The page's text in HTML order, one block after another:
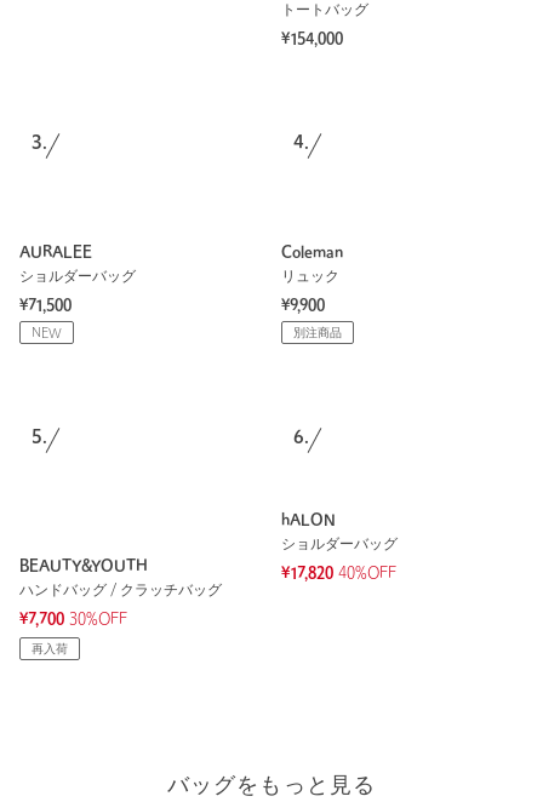
トートバッグ
¥154,000
3.
AURALEE
ショルダーバッグ
¥71,500
NEW
4.
Coleman
リュック
¥9,900
別注商品
5.
BEAUTY&YOUTH
ハンドバッグ / クラッチバッグ
¥7,700 30%OFF
再入荷
6.
hALON
ショルダーバッグ
¥17,820 40%OFF
バッグをもっと見る